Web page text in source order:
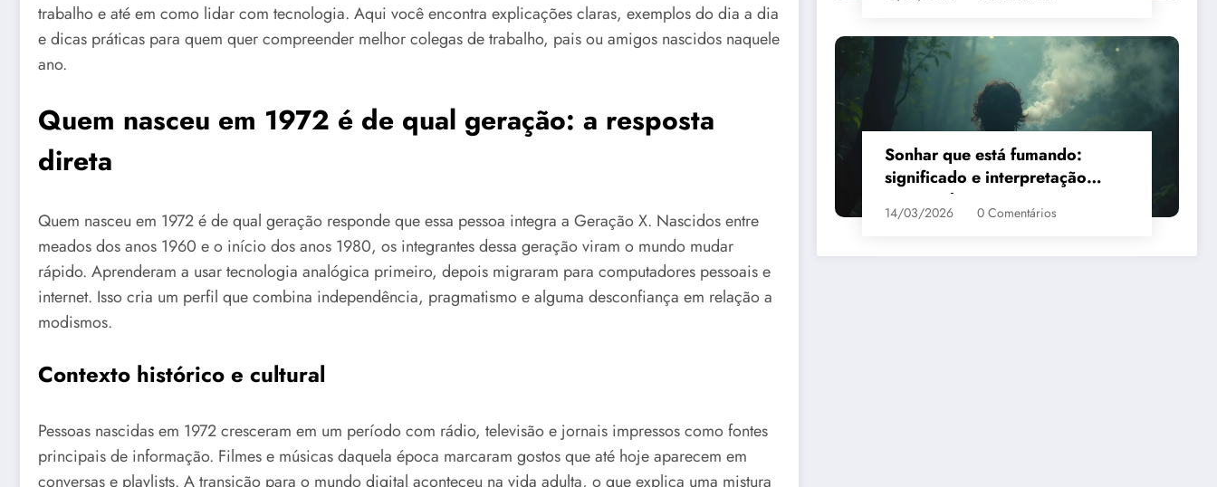
trabalho e até em como lidar com tecnologia. Aqui você encontra explicações claras, exemplos do dia a dia
e dicas práticas para quem quer compreender melhor colegas de trabalho, pais ou amigos nascidos naquele
ano.
Quem nasceu em 1972 é de qual geração: a resposta
direta
Quem nasceu em 1972 é de qual geração responde que essa pessoa integra a Geração X. Nascidos entre
meados dos anos 1960 e o início dos anos 1980, os integrantes dessa geração viram o mundo mudar
rápido. Aprenderam a usar tecnologia analógica primeiro, depois migraram para computadores pessoais e
internet. Isso cria um perfil que combina independência, pragmatismo e alguma desconfiança em relação a
modismos.
Contexto histórico e cultural
Pessoas nascidas em 1972 cresceram em um período com rádio, televisão e jornais impressos como fontes
principais de informação. Filmes e músicas daquela época marcaram gostos que até hoje aparecem em
conversas e playlists. A transição para o mundo digital aconteceu na vida adulta, o que explica uma mistura
Sonhar que está fumando:
significado e interpretação
espiritual
14/03/2026 0 Comentários